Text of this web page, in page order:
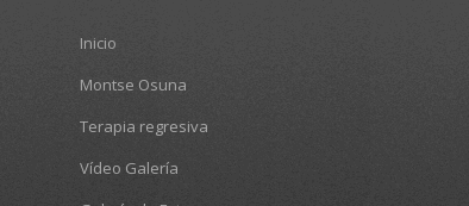
Inicio
Montse Osuna
Terapia regresiva
Vídeo Galería